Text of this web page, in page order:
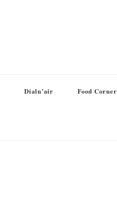
Dialn’air Food Corner